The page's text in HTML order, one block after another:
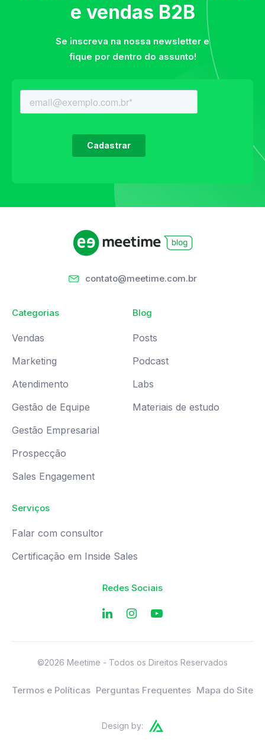
e vendas B2B
Se inscreva na nossa newsletter e
fique por dentro do assunto!
contato@meetime.com.br
Categorias
Vendas
Marketing
Atendimento
Gestão de Equipe
Gestão Empresarial
Prospecção
Sales Engagement
Blog
Posts
Podcast
Labs
Materiais de estudo
Serviços
Falar com consultor
Certificação em Inside Sales
Redes Sociais
©2026 Meetime - Todos os Direitos Reservados
Termos e Políticas Perguntas Frequentes Mapa do Site
Design by: